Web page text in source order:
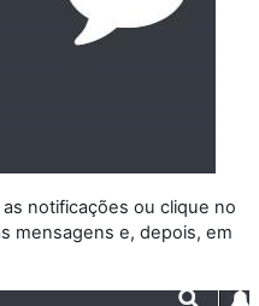
notificações ou clique no
mensagens e, depois, em